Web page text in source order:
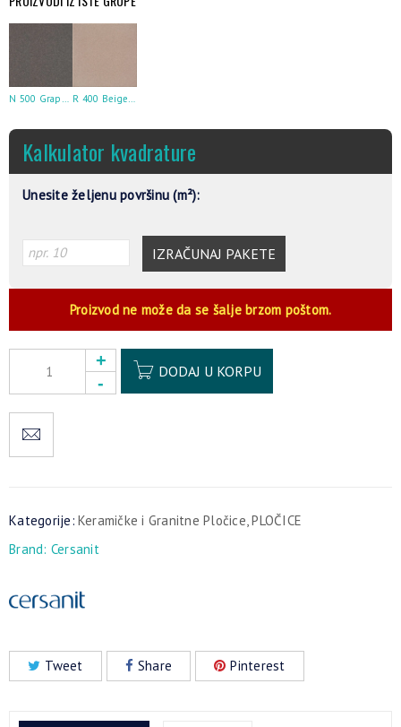
N 500 Graphite 30×30 R 400 Beige/Brown 30×30
Kalkulator kvadrature
Unesite željenu površinu (m²):
IZRAČUNAJ PAKETE
Proizvod ne može da se šalje brzom poštom.
DODAJ U KORPU
Kategorije: Keramičke i Granitne Pločice,PLOČICE
Brand: Cersanit
Tweet Share Pinterest